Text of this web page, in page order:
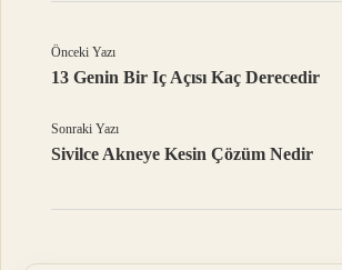
Önceki Yazı
13 Genin Bir Iç Açısı Kaç Derecedir
Sonraki Yazı
Sivilce Akneye Kesin Çözüm Nedir